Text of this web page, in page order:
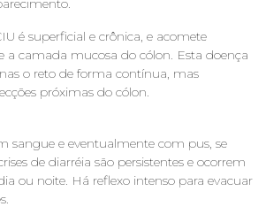
é superficial e crônica, e acomete
camada mucosa do cólon. Esta doença
o reto de forma contínua, mas
próximas do cólon.
sangue e eventualmente com pus, se
de diarréia são persistentes e ocorrem
ou noite. Há reflexo intenso para evacuar